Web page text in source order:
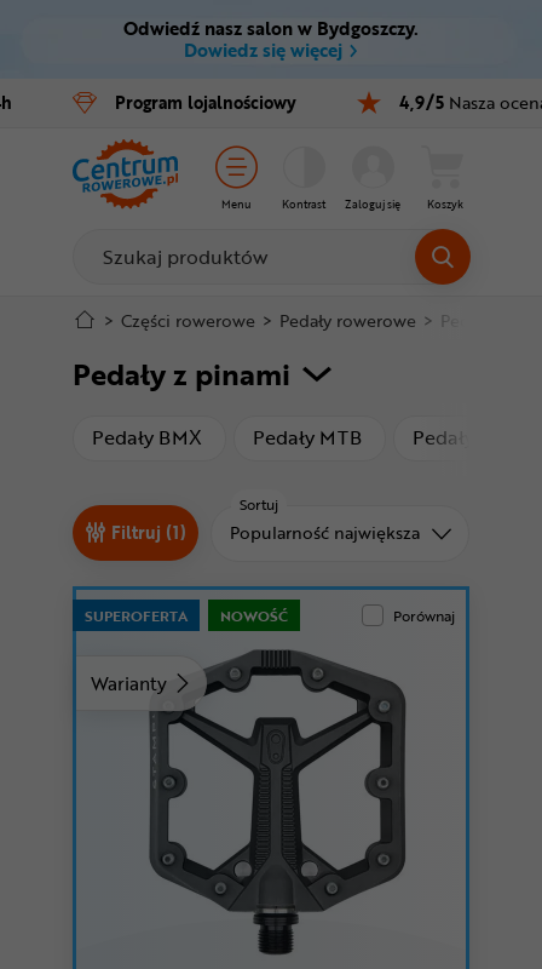
Ctrl M
Menu główne
Filtry
Produkty
Stopka
Mapa strony
Odwiedź nasz salon w Bydgoszczy.
Dowiedz się więcej
Program lojalnościowy 4,9/5 Nasza
Menu Kontrast Zaloguj się Koszyk
Rowery
E-bike
Części
Akcesoria
Odzież
Kaski
Buty
Odżywki
Nowości
Superoferta
> Części rowerowe > Pedały rowerowe > Pedały z
Pedały z pinami
Pedały BMX produktyPedały MTB produktyPedały
Filtruj (1)
Sortuj
Sortuj od
Popularność największa
Warianty
SUPEROFERTA NOWOŚĆ Porównaj